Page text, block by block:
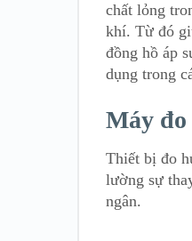
chất lỏng
khí. Từ đó
đồng hồ áp
dụng trong
Máy đo
Thiết bị đo
lường sự
ngân.